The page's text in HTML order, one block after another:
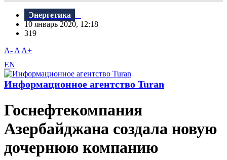
Энергетика
10 январь 2020, 12:18
319
A- A A+
EN
Информационное агентство Turan
Госнефтекомпания
Азербайджана создала новую
дочернюю компанию